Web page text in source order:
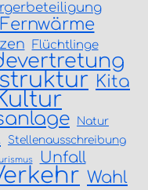
Fernwärme
Flüchtlinge
Kita
Natur
Stellenausschreibung
Unfall
Wahl